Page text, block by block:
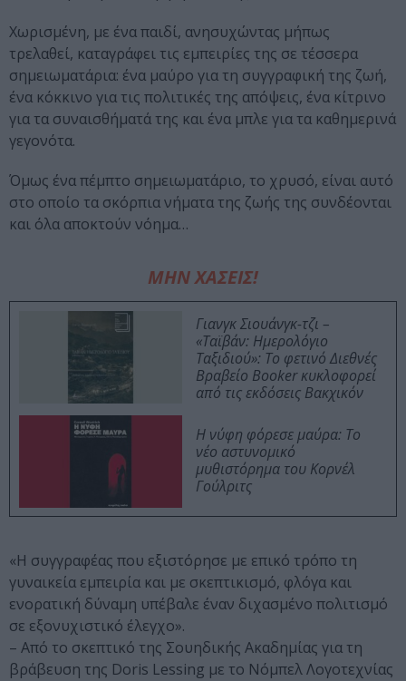
Χωρισμένη, με ένα παιδί, ανησυχώντας μήπως
τρελαθεί, καταγράφει τις εμπειρίες της σε τέσσερα
σημειωματάρια: ένα μαύρο για τη συγγραφική της ζωή,
ένα κόκκινο για τις πολιτικές της απόψεις, ένα κίτρινο
για τα συναισθήματά της και ένα μπλε για τα καθημερινά
γεγονότα.
Όμως ένα πέμπτο σημειωματάριο, το χρυσό, είναι αυτό
στο οποίο τα σκόρπια νήματα της ζωής της συνδέονται
και όλα αποκτούν νόημα…
ΜΗΝ ΧΑΣΕΙΣ!
Γιανγκ Σιουάνγκ-τζι –
«Ταϊβάν: Ημερολόγιο
Ταξιδιού»: Το φετινό Διεθνές
Βραβείο Booker κυκλοφορεί
από τις εκδόσεις Βακχικόν
Η νύφη φόρεσε μαύρα: Το
νέο αστυνομικό
μυθιστόρημα του Κορνέλ
Γούλριτς
«Η συγγραφέας που εξιστόρησε με επικό τρόπο τη
γυναικεία εμπειρία και με σκεπτικισμό, φλόγα και
ενορατική δύναμη υπέβαλε έναν διχασμένο πολιτισμό
σε εξονυχιστικό έλεγχο».
– Από το σκεπτικό της Σουηδικής Ακαδημίας για τη
βράβευση της Doris Lessing με το Νόμπελ Λογοτεχνίας